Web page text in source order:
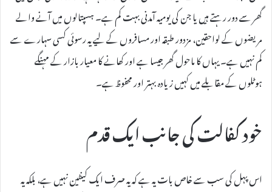
گھر سے دور رہتے ہیں یا جن کی یومیہ آمدنی بہت کم ہے۔ ہسپتالوں میں آنے والے
مریضوں کے لواحقین، مزدور طبقہ اور مسافروں کے لیے یہ رسوئی کسی سہارے سے
کم نہیں ہے۔ یہاں کا ماحول گھر جیسا ہے اور کھانے کا معیار بازار کے مہنگے
ہوٹلوں کے مقابلے میں کہیں زیادہ بہتر اور محفوظ ہے۔
خود کفالت کی جانب ایک قدم
اس پہل کی سب سے خاص بات یہ ہے کہ یہ صرف ایک کینٹین نہیں ہے، بلکہ یہ